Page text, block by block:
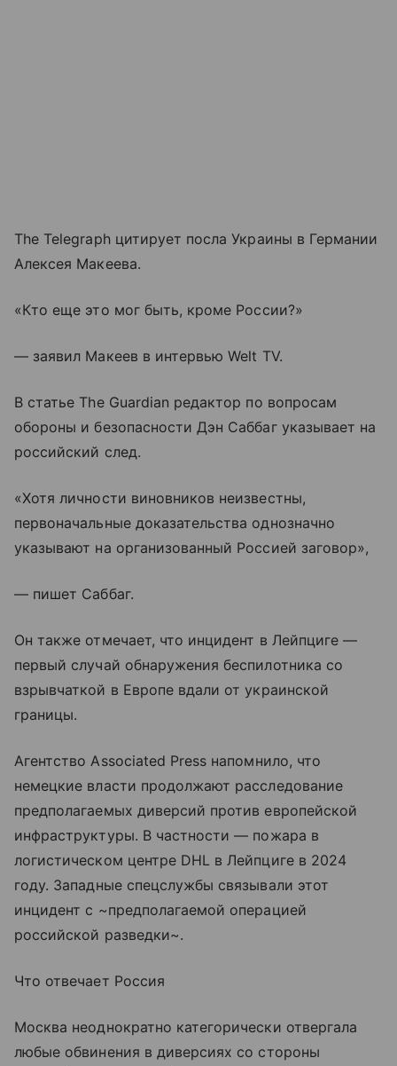
The Telegraph цитирует посла Украины в Германии
Алексея Макеева.
«Кто еще это мог быть, кроме России?»
— заявил Макеев в интервью Welt TV.
В статье The Guardian редактор по вопросам
обороны и безопасности Дэн Саббаг указывает на
российский след.
«Хотя личности виновников неизвестны,
первоначальные доказательства однозначно
указывают на организованный Россией заговор»,
— пишет Саббаг.
Он также отмечает, что инцидент в Лейпциге —
первый случай обнаружения беспилотника со
взрывчаткой в Европе вдали от украинской
границы.
Агентство Associated Press напомнило, что
немецкие власти продолжают расследование
предполагаемых диверсий против европейской
инфраструктуры. В частности — пожара в
логистическом центре DHL в Лейпциге в 2024
году. Западные спецслужбы связывали этот
инцидент с ~предполагаемой операцией
российской разведки~.
Что отвечает Россия
Москва неоднократно категорически отвергала
любые обвинения в диверсиях со стороны